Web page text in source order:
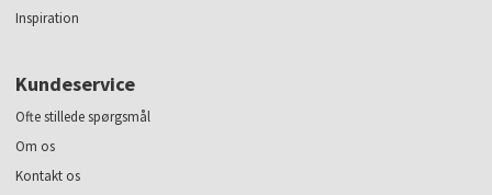
Inspiration
Kundeservice
Ofte stillede spørgsmål
Om os
Kontakt os